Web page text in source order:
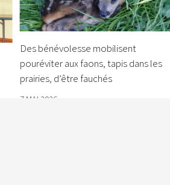
Des bénévolesse mobilisent
pouréviter aux faons, tapis dans les
prairies, d’être fauchés
7 MAI 2026